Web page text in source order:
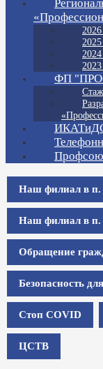
ФП
Наш филиал в п.
Наш филиал в п.
Обращение
Безопасность
Стоп COVID
ЦСТВ